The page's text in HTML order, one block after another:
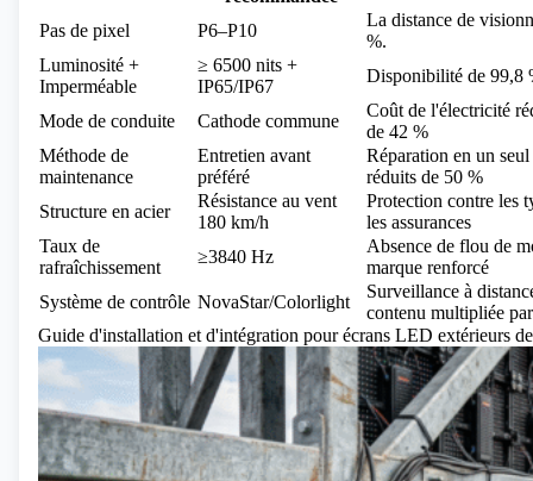
Pas de pixel
P6–P10
La distance de
%.
Luminosité +
Imperméable
≥ 6500 nits +
IP65/IP67
Disponibilité de 99,8
Mode de conduite Cathode commune
Coût de l'électricité
de 42 %
Méthode de
maintenance
Entretien avant
préféré
Réparation en un
réduits de 50 %
Structure en acier
Résistance au vent
180 km/h
Protection contre les
les assurances
Taux de
rafraîchissement
≥3840 Hz
Absence de flou de
marque renforcé
Système de contrôle NovaStar/Colorlight
Surveillance à
contenu multipliée
Guide d'installation et d'intégration pour écrans LED extérieurs